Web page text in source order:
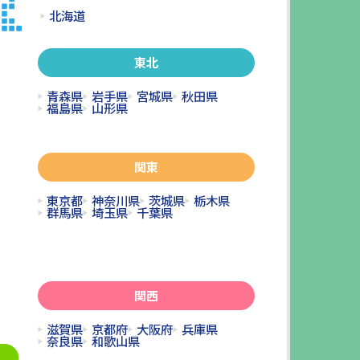
北海道
東北
青森県 岩手県 宮城県 秋田県
福島県 山形県
関東
東京都 神奈川県 茨城県 栃木県
群馬県 埼玉県 千葉県
関西
滋賀県 京都府 大阪府 兵庫県
奈良県 和歌山県